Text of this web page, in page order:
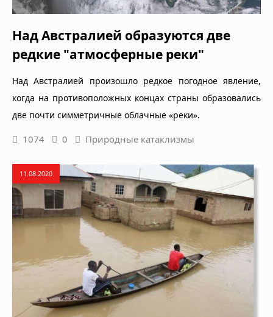
Над Австралией образуются две
редкие "атмосферные реки"
Над Австралией произошло редкое погодное явление,
когда на противоположных концах страны образовались
две почти симметричные облачные «реки».
1074 0 Природные катаклизмы
11.08.2020